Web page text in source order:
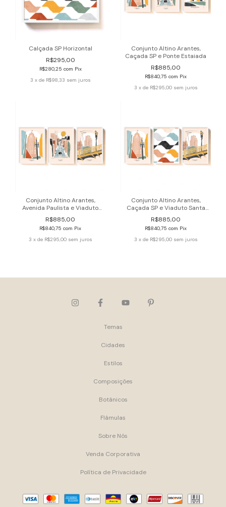
Calçada SP Horizontal
R$295,00
R$280,25 com Pix
3 x de R$98,33 sem juros
Conjunto Altino Arantes,
Caçada SP e Ponte Estaiada
R$885,00
R$840,75 com Pix
3 x de R$295,00 sem juros
Conjunto Altino Arantes,
Avenida Paulista e Viaduto
Santa Ifigênia
R$885,00
R$840,75 com Pix
3 x de R$295,00 sem juros
Conjunto Altino Arantes,
Caçada SP e Viaduto Santa
Ifigênia
R$885,00
R$840,75 com Pix
3 x de R$295,00 sem juros
Temas
Cidades
Estilos
Composições
Botânicos
Flâmulas
Sobre Nós
Venda Corporativa
Política de Privacidade